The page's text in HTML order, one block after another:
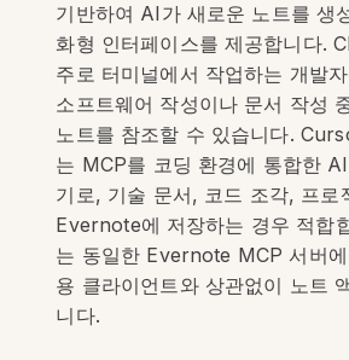
기반하여 AI가 새로운 노트를 생
화형 인터페이스를 제공합니다.
주로 터미널에서 작업하는 개발
소프트웨어 작성이나 문서 작성
노트를 참조할 수 있습니다.
는 MCP를 코딩 환경에 통합한
기로, 기술 문서, 코드 조각, 프로
Evernote에 저장하는 경우 적합
는 동일한 Evernote MCP 서버
용 클라이언트와 상관없이 노트
니다.